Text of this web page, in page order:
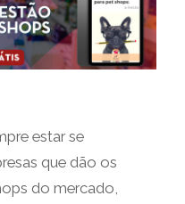
estar se
que dão os
do mercado,